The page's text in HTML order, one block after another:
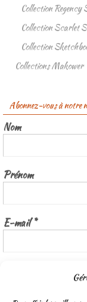
Collection Regency
Collection Scarlet
Collection
Collections Makower
Abonnez-vous à notre
Nom
Prénom
E-mail*
Nous gardons vos
tierces parties qui
confidentialité